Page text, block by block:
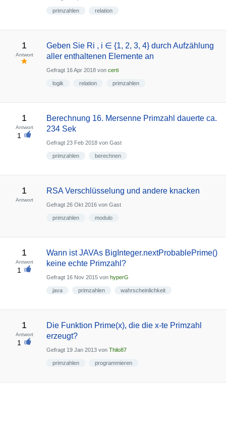
primzahlen relation
1
Antwort
Geben Sie Ri , i ∈ {1, 2, 3, 4} durch Aufzählung
aller enthaltenen Elemente an
Gefragt 16 Apr 2018 von certi
logik relation primzahlen
1
Antwort
1
Berechnung 16. Mersenne Primzahl dauerte ca.
234 Sek
Gefragt 23 Feb 2018 von Gast
primzahlen berechnen
1
Antwort
RSA Verschlüsselung und andere knacken
Gefragt 26 Okt 2016 von Gast
primzahlen modulo
1
Antwort
1
Wann ist JAVAs BigInteger.nextProbablePrime()
keine echte Primzahl?
Gefragt 16 Nov 2015 von hyperG
java primzahlen wahrscheinlichkeit
1
Antwort
1
Die Funktion Prime(x), die die x-te Primzahl
erzeugt?
Gefragt 19 Jan 2013 von Thilo87
primzahlen programmieren